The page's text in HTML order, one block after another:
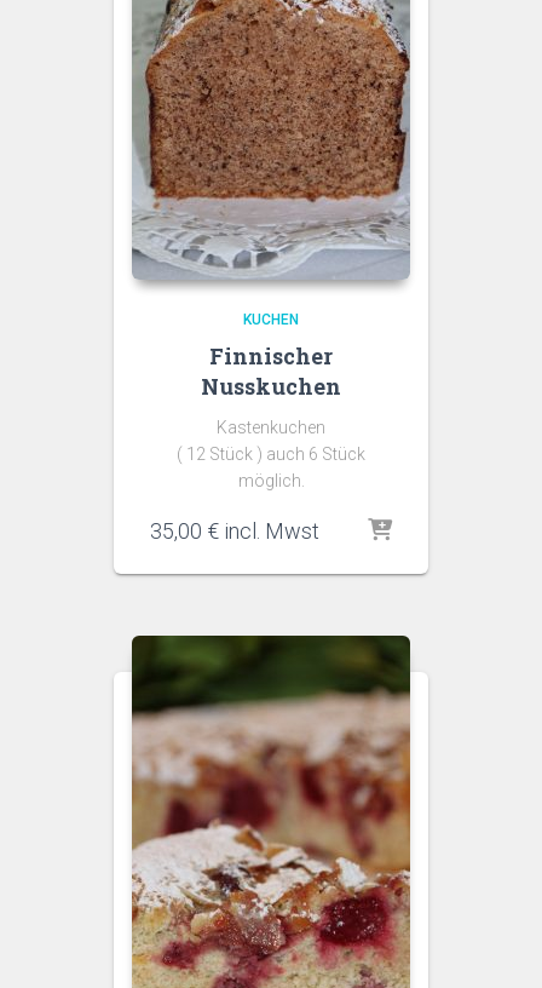
KUCHEN
Finnischer
Nusskuchen
Kastenkuchen
( 12 Stück ) auch 6 Stück
möglich.
35,00 € incl. Mwst